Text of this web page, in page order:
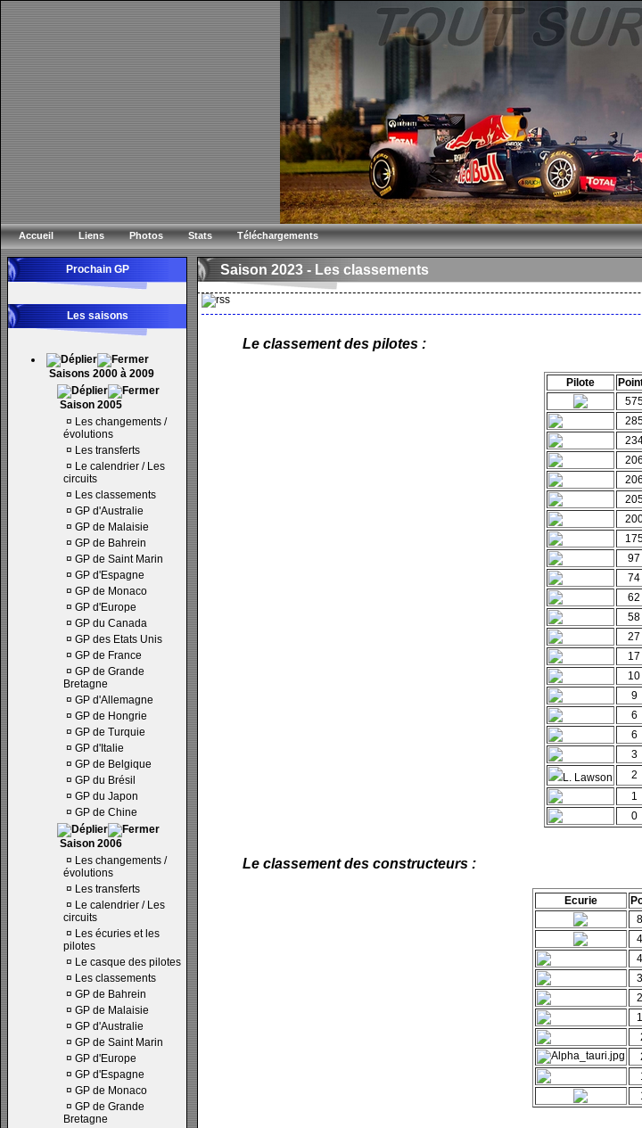
Accueil Liens Photos Stats Téléchargements
Prochain GP
Les saisons
Saisons 2000 à 2009
Saison 2005
¤ Les changements /
évolutions
¤ Les transferts
¤ Le calendrier / Les
circuits
¤ Les classements
¤ GP d'Australie
¤ GP de Malaisie
¤ GP de Bahrein
¤ GP de Saint Marin
¤ GP d'Espagne
¤ GP de Monaco
¤ GP d'Europe
¤ GP du Canada
¤ GP des Etats Unis
¤ GP de France
¤ GP de Grande
Bretagne
¤ GP d'Allemagne
¤ GP de Hongrie
¤ GP de Turquie
¤ GP d'Italie
¤ GP de Belgique
¤ GP du Brésil
¤ GP du Japon
¤ GP de Chine
Saison 2006
¤ Les changements /
évolutions
¤ Les transferts
¤ Le calendrier / Les
circuits
¤ Les écuries et les
pilotes
¤ Le casque des pilotes
¤ Les classements
¤ GP de Bahrein
¤ GP de Malaisie
¤ GP d'Australie
¤ GP de Saint Marin
¤ GP d'Europe
¤ GP d'Espagne
¤ GP de Monaco
¤ GP de Grande
Bretagne
Saison 2023 - Les classements
Le classement des pilotes :
Pilote
206
206
97
74
62
58
27
17
10
9
6
6
3
L. Lawson
2
1
0
Le classement des constructeurs :
Ecurie